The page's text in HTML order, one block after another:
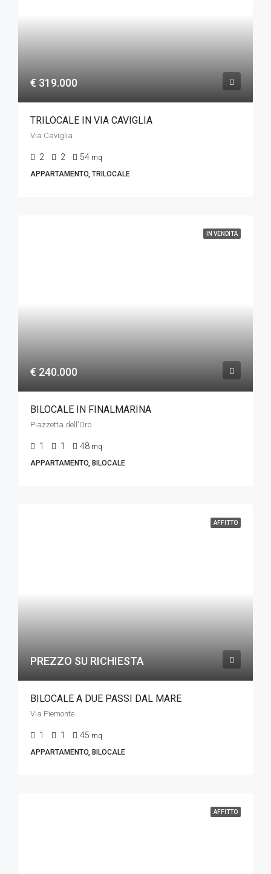
€ 319.000
TRILOCALE IN VIA CAVIGLIA
Via Caviglia
2 2 54 mq
APPARTAMENTO, TRILOCALE
IN VENDITA
€ 240.000
BILOCALE IN FINALMARINA
Piazzetta dell'Oro
1 1 48 mq
APPARTAMENTO, BILOCALE
AFFITTO
PREZZO SU RICHIESTA
BILOCALE A DUE PASSI DAL MARE
Via Piemonte
1 1 45 mq
APPARTAMENTO, BILOCALE
AFFITTO